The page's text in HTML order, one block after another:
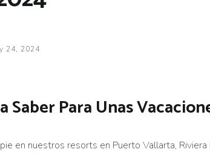
24, 2024
Saber Para Unas
en nuestros resorts en Puerto Vallarta,